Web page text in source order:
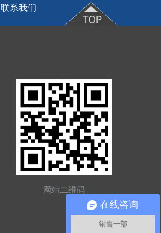
联系我们
网站二维码
在线咨询
销售一部